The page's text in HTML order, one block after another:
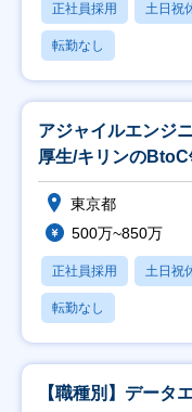
正社員採用 土日祝
転勤なし
アジャイルエンジ
厚生/キリンのBtoC
東京都
500万~850万
正社員採用 土日祝
転勤なし
【職種別】データ